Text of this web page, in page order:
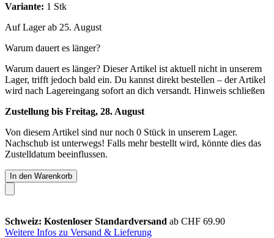
Variante: 1 Stk
Auf Lager ab 25. August
Warum dauert es länger?
Warum dauert es länger? Dieser Artikel ist aktuell nicht in unserem
Lager, trifft jedoch bald ein. Du kannst direkt bestellen – der Artikel
wird nach Lagereingang sofort an dich versandt. Hinweis schließen
Zustellung bis Freitag, 28. August
Von diesem Artikel sind nur noch 0 Stück in unserem Lager.
Nachschub ist unterwegs! Falls mehr bestellt wird, könnte dies das
Zustelldatum beeinflussen.
In den Warenkorb
Schweiz: Kostenloser Standardversand ab CHF 69.90
Weitere Infos zu Versand & Lieferung